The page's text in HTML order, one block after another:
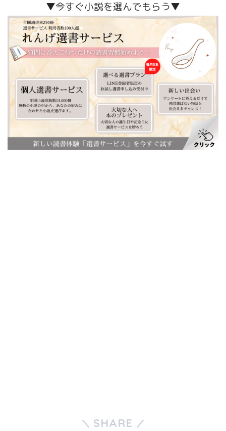
▼今すぐ小説を選んでもらう▼
SHARE